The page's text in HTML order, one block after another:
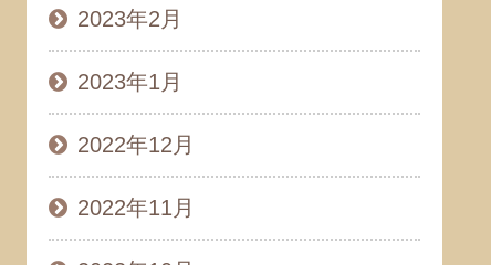
2023年2月
2023年1月
2022年12月
2022年11月